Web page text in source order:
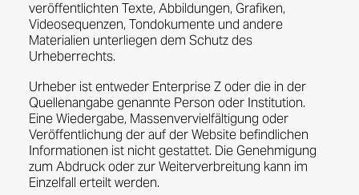
veröffentlichten Texte, Abbildungen, Grafiken,
Videosequenzen, Tondokumente und andere
Materialien unterliegen dem Schutz des
Urheberrechts.
Urheber ist entweder Enterprise Z oder die in der
Quellenangabe genannte Person oder Institution.
Eine Wiedergabe, Massenvervielfältigung oder
Veröffentlichung der auf der Website befindlichen
Informationen ist nicht gestattet. Die Genehmigung
zum Abdruck oder zur Weiterverbreitung kann im
Einzelfall erteilt werden.